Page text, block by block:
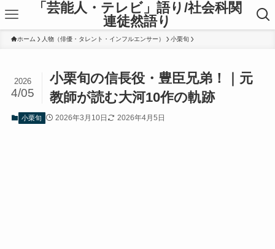
「芸能人・テレビ」語り/社会科関
連徒然語り
ホーム 人物（俳優・タレント・インフルエンサー） 小栗旬
小栗旬の信長役・豊臣兄弟！｜元
教師が読む大河10作の軌跡
2026
4/05
小栗旬 2026年3月10日 2026年4月5日